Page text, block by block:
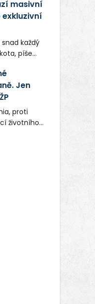
masivní
každý
píše
Group
přes 50
Jen
proti
životního